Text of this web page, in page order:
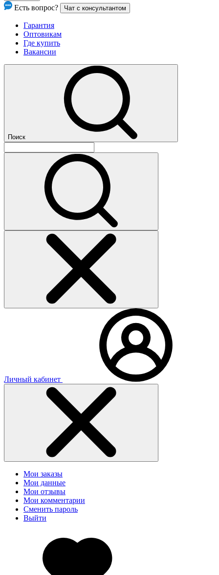
Есть вопрос? Чат с консультантом
Гарантия
Оптовикам
Где купить
Вакансии
Поиск
Личный кабинет
Мои заказы
Мои данные
Мои отзывы
Мои комментарии
Сменить пароль
Выйти